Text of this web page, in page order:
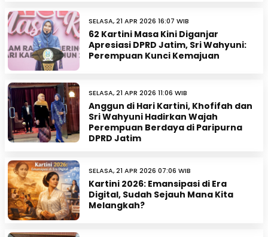
SELASA, 21 APR 2026 16:07 WIB
62 Kartini Masa Kini Diganjar
Apresiasi DPRD Jatim, Sri Wahyuni:
Perempuan Kunci Kemajuan
SELASA, 21 APR 2026 11:06 WIB
Anggun di Hari Kartini, Khofifah dan
Sri Wahyuni Hadirkan Wajah
Perempuan Berdaya di Paripurna
DPRD Jatim
SELASA, 21 APR 2026 07:06 WIB
Kartini 2026: Emansipasi di Era
Digital, Sudah Sejauh Mana Kita
Melangkah?